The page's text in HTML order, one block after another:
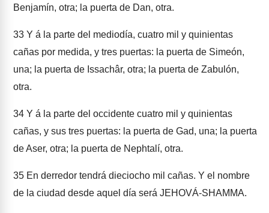
Benjamín, otra; la puerta de Dan, otra.
33 Y á la parte del mediodía, cuatro mil y quinientas
cañas por medida, y tres puertas: la puerta de Simeón,
una; la puerta de Issachâr, otra; la puerta de Zabulón,
otra.
34 Y á la parte del occidente cuatro mil y quinientas
cañas, y sus tres puertas: la puerta de Gad, una; la puerta
de Aser, otra; la puerta de Nephtalí, otra.
35 En derredor tendrá dieciocho mil cañas. Y el nombre
de la ciudad desde aquel día será JEHOVÁ-SHAMMA.